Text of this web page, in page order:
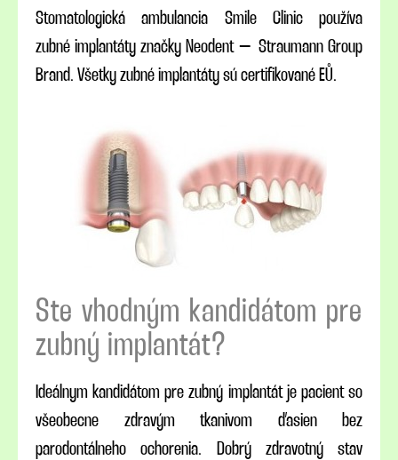
Stomatologická ambulancia Smile Clinic používa
zubné implantáty značky Neodent – Straumann Group
Brand. Všetky zubné implantáty sú certifikované EŮ.
Ste vhodným kandidátom pre
zubný implantát?
Ideálnym kandidátom pre zubný implantát je pacient so
všeobecne zdravým tkanivom ďasien bez
parodontálneho ochorenia. Dobrý zdravotný stav